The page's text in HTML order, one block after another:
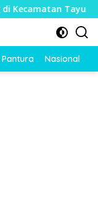
Tayu Dilarang
Nasional